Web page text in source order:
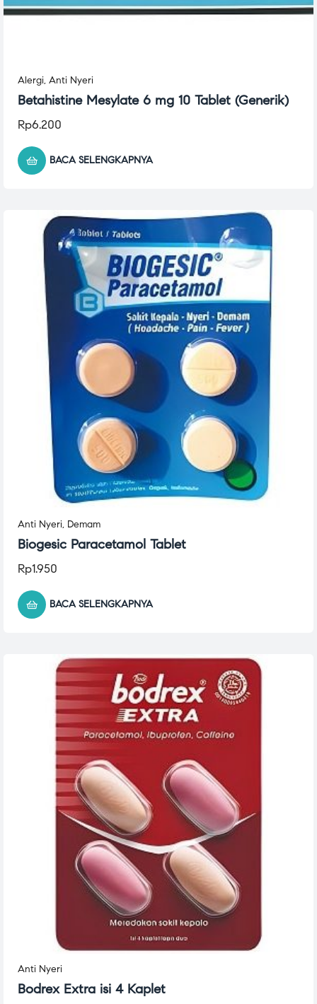
Alergi, Anti Nyeri
Betahistine Mesylate 6 mg 10 Tablet (Generik)
Rp6.200
BACA SELENGKAPNYA
Anti Nyeri, Demam
Biogesic Paracetamol Tablet
Rp1.950
BACA SELENGKAPNYA
Anti Nyeri
Bodrex Extra isi 4 Kaplet